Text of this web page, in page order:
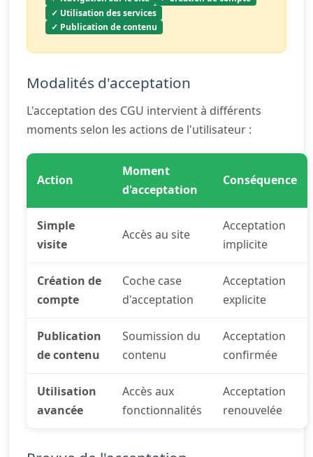
✓ Utilisation des services
✓ Publication de contenu
Modalités d'acceptation
L'acceptation des CGU intervient à différents
moments selon les actions de l'utilisateur :
Action
Moment
d'acceptation
Conséquence
Simple
visite
Accès au site
Acceptation
implicite
Création de
compte
Coche case
d'acceptation
Acceptation
explicite
Publication
de contenu
Soumission du
contenu
Acceptation
confirmée
Utilisation
avancée
Accès aux
fonctionnalités
Acceptation
renouvelée